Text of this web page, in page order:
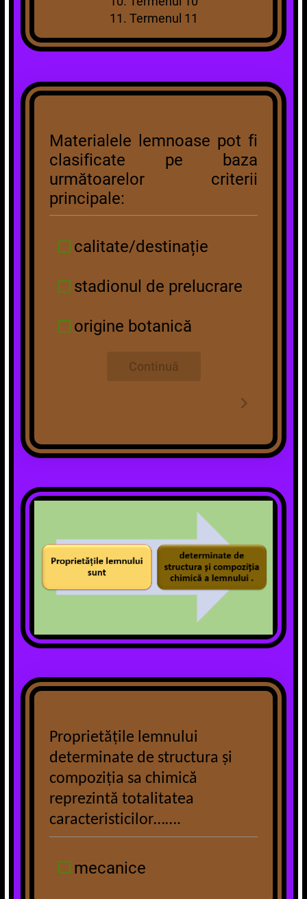
11. Termenul 11
Materialele lemnoase pot fi
clasificate pe baza
următoarelor criterii
principale:
calitate/destinație
stadionul de prelucrare
origine botanică
Continuă
Proprietățile lemnului
determinate de structura și
compoziția sa chimică
reprezintă totalitatea
caracteristicilor…….
mecanice